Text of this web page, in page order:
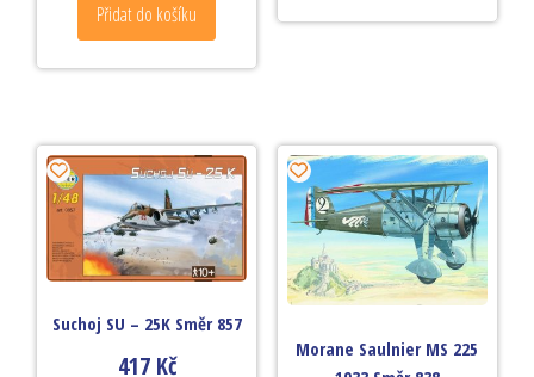
Přidat do košíku
Suchoj SU – 25K Směr 857
417 Kč
Morane Saulnier MS 225